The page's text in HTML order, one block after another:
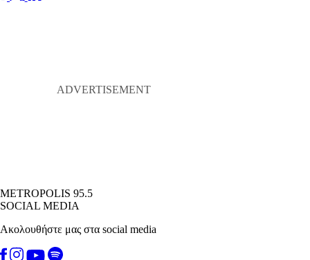
METROPOLIS 95.5
SOCIAL MEDIA
Ακολουθήστε μας στα social media